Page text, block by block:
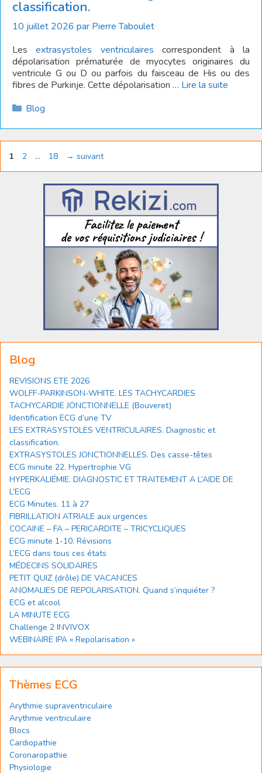
classification.
10 juillet 2026 par Pierre Taboulet
Lesextrasystoles ventriculaires correspondent à la
dépolarisation prématurée de myocytes originaires du
ventricule G ou D ou parfois du faisceau de His ou des
fibres de Purkinje. Cette dépolarisation … Lire la suite
Catégories
Blog
Page
1 Page
2 … Page
18 → suivant
Blog
REVISIONS ETE 2026
WOLFF-PARKINSON-WHITE. LES TACHYCARDIES
TACHYCARDIE JONCTIONNELLE (Bouveret)
Identification ECG d’une TV
LES EXTRASYSTOLES VENTRICULAIRES. Diagnostic et
classification.
EXTRASYSTOLES JONCTIONNELLES. Des casse-têtes
ECG minute 22. Hypertrophie VG
HYPERKALIÉMIE. DIAGNOSTIC ET TRAITEMENT A L’AIDE DE
L’ECG
ECG Minutes. 11 à 27
FIBRILLATION ATRIALE aux urgences
COCAINE – FA – PERICARDITE – TRICYCLIQUES
ECG minute 1-10. Révisions
L’ECG dans tous ces états
MÉDECINS SOLIDAIRES
PETIT QUIZ (drôle) DE VACANCES
ANOMALIES DE REPOLARISATION. Quand s’inquiéter ?
ECG et alcool
LA MINUTE ECG
Challenge 2 INVIVOX
WEBINAIRE IPA « Repolarisation »
Thèmes ECG
Arythmie supraventriculaire
Arythmie ventriculaire
Blocs
Cardiopathie
Coronaropathie
Physiologie